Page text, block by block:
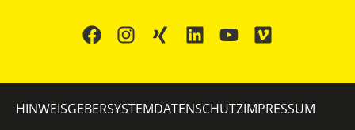
HINWEISGEBERSYSTEMDATENSCHUTZIMPRESSUM